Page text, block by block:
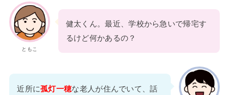
ともこ
健太くん。最近、学校から急いで帰宅す
るけど何かあるの？
近所に孤灯一穂な老人が住んでいて、話